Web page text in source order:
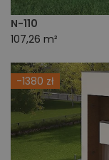
N-110
107,26 m²
-1380 zł